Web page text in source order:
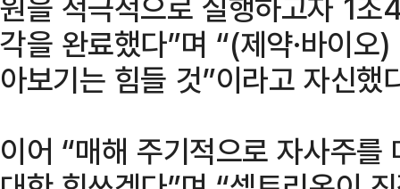
각을 완료했다”며 “(제약·바이
아보기는 힘들 것”이라고 자신했
이어 “매해 주기적으로 자사주